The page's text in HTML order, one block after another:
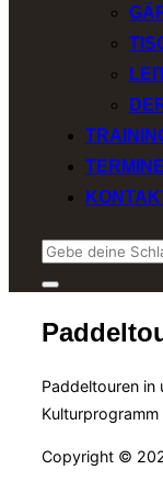
TERMINE
Suchen
nach:
Seitenleiste
Navigation
umschalten
Paddeltouren in
Copyright ©